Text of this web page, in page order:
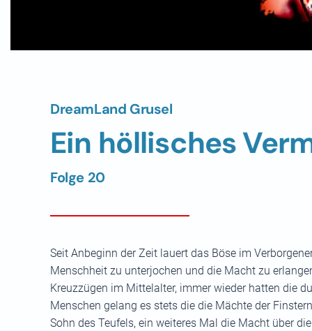
DreamLand Grusel
Ein höllisches
Folge 20
Seit Anbeginn der Zeit lauert das Böse im
Menschheit zu unterjochen und die Macht zu
Kreuzzügen im Mittelalter, immer wieder hatten die
Menschen gelang es stets die die Mächte der
Sohn des Teufels, ein weiteres Mal die Macht über